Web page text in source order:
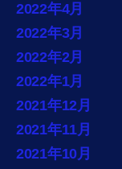
2022年4月
2022年3月
2022年2月
2022年1月
2021年12月
2021年11月
2021年10月